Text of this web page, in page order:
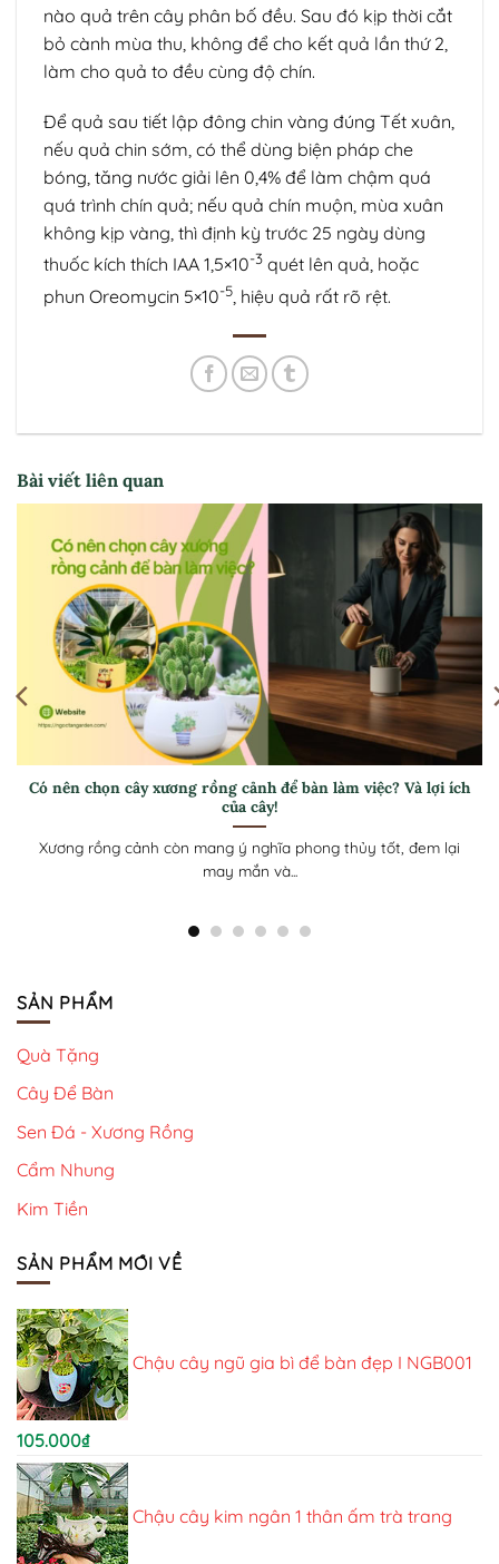
nào quả trên cây phân bố đều. Sau đó kịp thời cắt
bỏ cành mùa thu, không để cho kết quả lần thứ 2,
làm cho quả to đều cùng độ chín.
Để quả sau tiết lập đông chin vàng đúng Tết xuân,
nếu quả chin sớm, có thể dùng biện pháp che
bóng, tăng nước giải lên 0,4% để làm chậm quá
quá trình chín quả; nếu quả chín muộn, mùa xuân
không kịp vàng, thì định kỳ trước 25 ngày dùng
thuốc kích thích IAA 1,5×10-3 quét lên quả, hoặc
phun Oreomycin 5×10-5 , hiệu quả rất rõ rệt.
Bài viết liên quan
Hướng dẫn cách trồng trầu bà – Giúp cây luôn xanh tốt, thu
hút tài lộc cho gia chủ
Trầu bà không chỉ là cây cảnh đẹp mà còn mang ý nghĩa
phong thủy,...
SẢN PHẨM
Quà Tặng
Cây Để Bàn
Sen Đá - Xương Rồng
Cẩm Nhung
Kim Tiền
SẢN PHẨM MỚI VỀ
Chậu cây ngũ gia bì để bàn đẹp I NGB001
105.000₫
Chậu cây kim ngân 1 thân ấm trà trang